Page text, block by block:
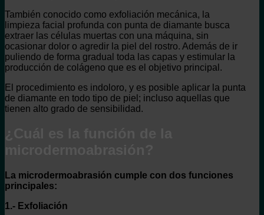
También conocido como exfoliación mecánica, la
limpieza facial profunda con punta de diamante busca
extraer las células muertas con una máquina, sin
ocasionar dolor o agredir la piel del rostro. Además de ir
puliendo de forma gradual toda las capas y estimular la
producción de colágeno que es el objetivo principal.
El procedimiento es indoloro, y es posible aplicar la punta
de diamante en todo tipo de piel; incluso aquellas que
tienen alto grado de sensibilidad.
La microdermoabrasión cumple con dos funciones
principales:
1.- Exfoliación